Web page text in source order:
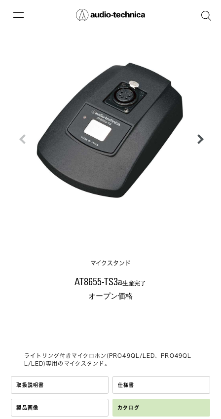
マイクスタンド
AT8655-TS3a生産完了
オープン価格
ライトリング付きマイクロホン(PRO49QL/LED、PRO49QL
L/LED)専用のマイクスタンド。
取扱説明書 仕様書
製品画像 カタログ